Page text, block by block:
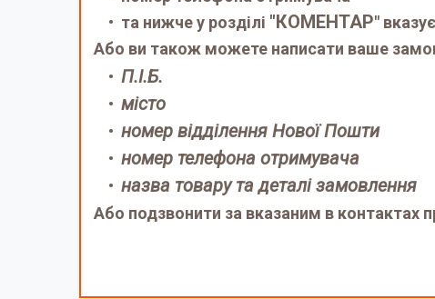
та нижче у розділі "КОМЕНТАР"
Або ви також можете написати ваше
П.І.Б.
місто
номер відділення Нової Пошти
номер телефона отримувача
назва товару та деталі замовлення
Або подзвонити за вказаним в контактах